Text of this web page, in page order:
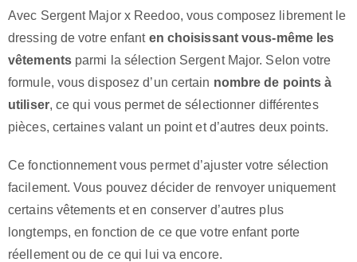
Avec Sergent Major x Reedoo, vous composez librement le
dressing de votre enfant en choisissant vous-même les
vêtementsparmi la sélection Sergent Major. Selon votre
formule, vous disposez d’un certain nombre de points à
utiliser, ce qui vous permet de sélectionner différentes
pièces, certaines valant un point et d’autres deux points.
Ce fonctionnement vous permet d’ajuster votre sélection
facilement. Vous pouvez décider de renvoyer uniquement
certains vêtements et en conserver d’autres plus
longtemps, en fonction de ce que votre enfant porte
réellement ou de ce qui lui va encore.